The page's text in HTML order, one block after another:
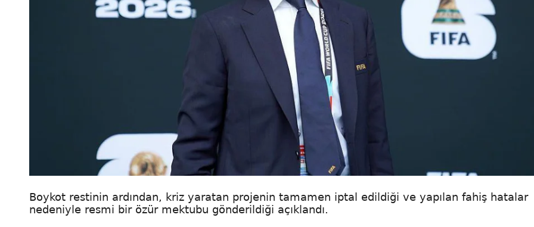
Boykot restinin ardından, kriz yaratan projenin tamamen iptal edildiği ve yapılan fahiş hatalar
nedeniyle resmi bir özür mektubu gönderildiği açıklandı.